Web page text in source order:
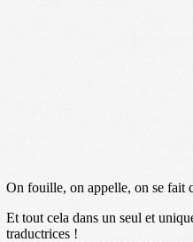
On fouille, on appelle, on se fait
Et tout cela dans un seul et
traductrices !